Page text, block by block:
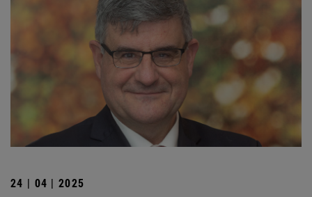
24 | 04 | 2025